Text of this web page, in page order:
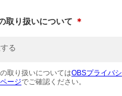
取り扱いについて ＊
る
取り扱いについてはOBSプライバシ
ージでご確認ください。